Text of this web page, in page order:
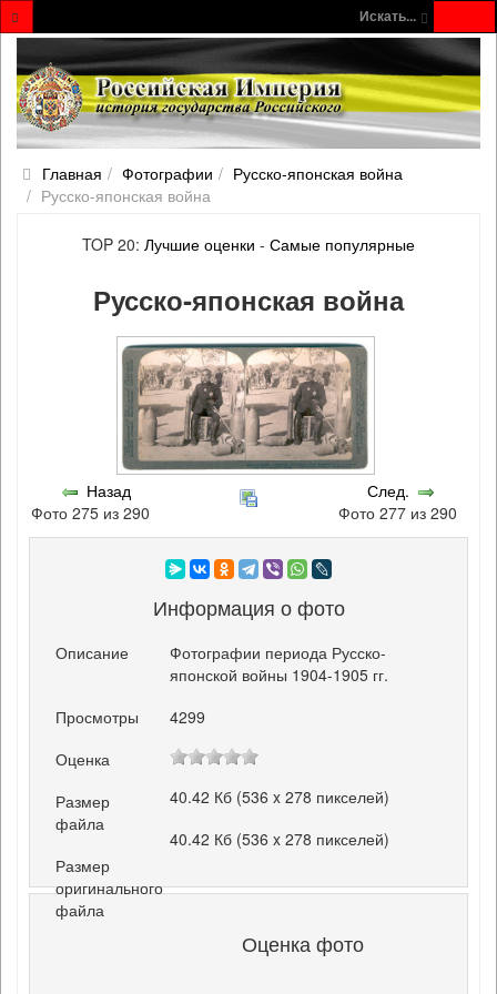
Искать...
Главная Фотографии
Русско‐японская война
Русско‐японская война
TOP 20: Лучшие оценки - Самые популярные
Русско‐японская война
Назад
Фото 275 из 290
След.
Фото 277 из 290
Информация о фото
Описание
Фотографии периода Русско-
японской войны 1904-1905 гг.
Просмотры
4299
Оценка
Размер
файла
40.42 Кб (536 x 278 пикселей)
Размер
оригинального
файла
40.42 Кб (536 x 278 пикселей)
Оценка фото